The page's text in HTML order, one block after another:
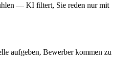
— KI filtert, Sie reden nur mit
aufgeben, Bewerber kommen zu